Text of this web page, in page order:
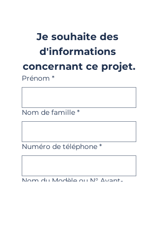
Je souhaite des
d'informations
concernant ce projet.
Prénom *
Nom de famille *
Numéro de téléphone *
Nom du Modèle ou N° Avant-